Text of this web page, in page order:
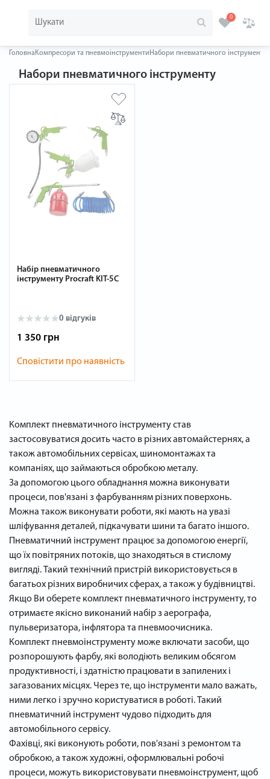
0
Головна Компресори та пневмоінструменти Набори пневматичного інструменту
Набори пневматичного інструменту
Набір пневматичного
інструменту Procraft KIT-5C
0 відгуків
1 350 грн
Сповістити про наявність
Комплект пневматичного інструменту став
застосовуватися досить часто в різних автомайстернях, а
також автомобільних сервісах, шиномонтажах та
компаніях, що займаються обробкою металу.
За допомогою цього обладнання можна виконувати
процеси, пов'язані з фарбуванням різних поверхонь.
Можна також виконувати роботи, які мають на увазі
шліфування деталей, підкачувати шини та багато іншого.
Пневматичний інструмент працює за допомогою енергії,
що їх повітряних потоків, що знаходяться в стислому
вигляді. Такий технічний пристрій використовується в
багатьох різних виробничих сферах, а також у будівництві.
Якщо Ви оберете комплект пневматичного інструменту, то
отримаєте якісно виконаний набір з аерографа,
пульверизатора, інфлятора та пневмоочисника.
Комплект пневмоінструменту може включати засоби, що
розпорошують фарбу, які володіють великим обсягом
продуктивності, і здатністю працювати в запилених і
загазованих місцях. Через те, що інструменти мало важать,
ними легко і зручно користуватися в роботі. Такий
пневматичний інструмент чудово підходить для
автомобільного сервісу.
Фахівці, які виконують роботи, пов'язані з ремонтом та
обробкою, а також художні, оформлювальні робочі
процеси, можуть використовувати пневмоінструмент, щоб